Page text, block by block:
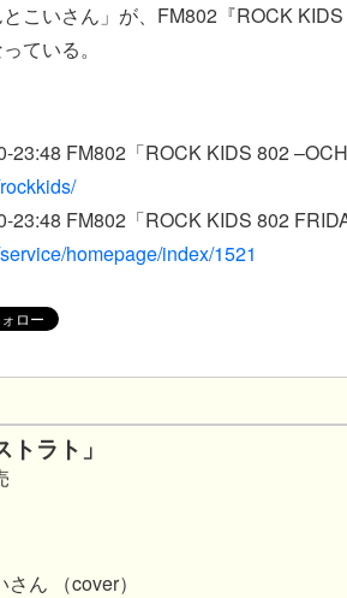
こいさん」が、FM802『ROCK
ている。
23:48 FM802「ROCK KIDS 802
23:48 FM802「ROCK KIDS 802
homepage/index/1521
ラト」
ん （cover）